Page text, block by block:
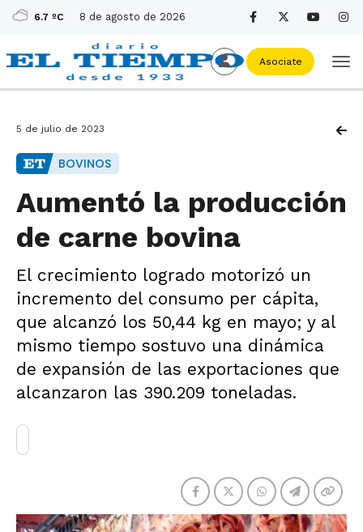
6.7 ºC 8 de agosto de 2026
Asociate
5 de julio de 2023
BOVINOS
Aumentó la producción
de carne bovina
El crecimiento logrado motorizó un
incremento del consumo per cápita,
que alcanzó los 50,44 kg en mayo; y al
mismo tiempo sostuvo una dinámica
de expansión de las exportaciones que
alcanzaron las 390.209 toneladas.